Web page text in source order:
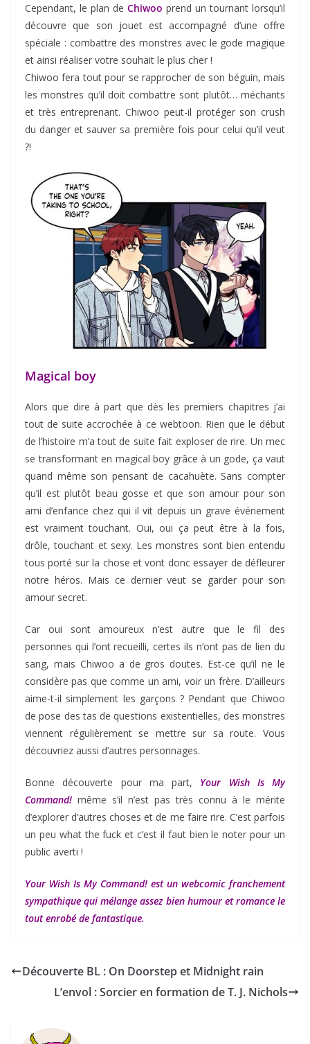
Cependant, le plan de Chiwoo prend un tournant lorsqu’il
découvre que son jouet est accompagné d’une offre
spéciale : combattre des monstres avec le gode magique
et ainsi réaliser votre souhait le plus cher !
Chiwoo fera tout pour se rapprocher de son béguin, mais
les monstres qu’il doit combattre sont plutôt… méchants
et très entreprenant. Chiwoo peut-il protéger son crush
du danger et sauver sa première fois pour celui qu’il veut
?!
Magical boy
Alors que dire à part que dès les premiers chapitres j’ai
tout de suite accrochée à ce webtoon. Rien que le début
de l’histoire m’a tout de suite fait exploser de rire. Un mec
se transformant en magical boy grâce à un gode, ça vaut
quand même son pensant de cacahuète. Sans compter
qu’il est plutôt beau gosse et que son amour pour son
ami d’enfance chez qui il vit depuis un grave événement
est vraiment touchant. Oui, oui ça peut être à la fois,
drôle, touchant et sexy. Les monstres sont bien entendu
tous porté sur la chose et vont donc essayer de défleurer
notre héros. Mais ce dernier veut se garder pour son
amour secret.
Car oui sont amoureux n’est autre que le fil des
personnes qui l’ont recueilli, certes ils n’ont pas de lien du
sang, mais Chiwoo a de gros doutes. Est-ce qu’il ne le
considère pas que comme un ami, voir un frère. D’ailleurs
aime-t-il simplement les garçons ? Pendant que Chiwoo
de pose des tas de questions existentielles, des monstres
viennent régulièrement se mettre sur sa route. Vous
découvriez aussi d’autres personnages.
Bonne découverte pour ma part, Your Wish Is My
Command! même s’il n’est pas très connu à le mérite
d’explorer d’autres choses et de me faire rire. C’est parfois
un peu what the fuck et c’est il faut bien le noter pour un
public averti !
Your Wish Is My Command! est un webcomic franchement
sympathique qui mélange assez bien humour et romance le
tout enrobé de fantastique.
Découverte BL : On Doorstep et Midnight rain
L’envol : Sorcier en formation de T. J. Nichols